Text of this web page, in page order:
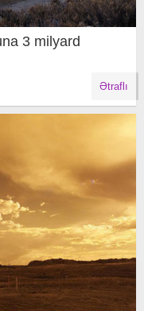
3 milyard
Ətraflı